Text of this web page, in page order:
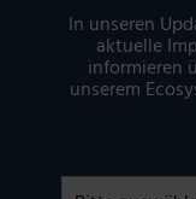
In unseren
aktuelle
informieren
unserem